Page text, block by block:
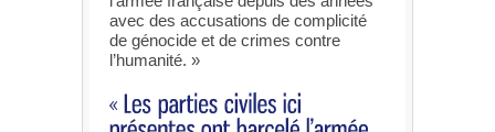
avec des accusations de complicité
de génocide et de crimes contre
l’humanité. »